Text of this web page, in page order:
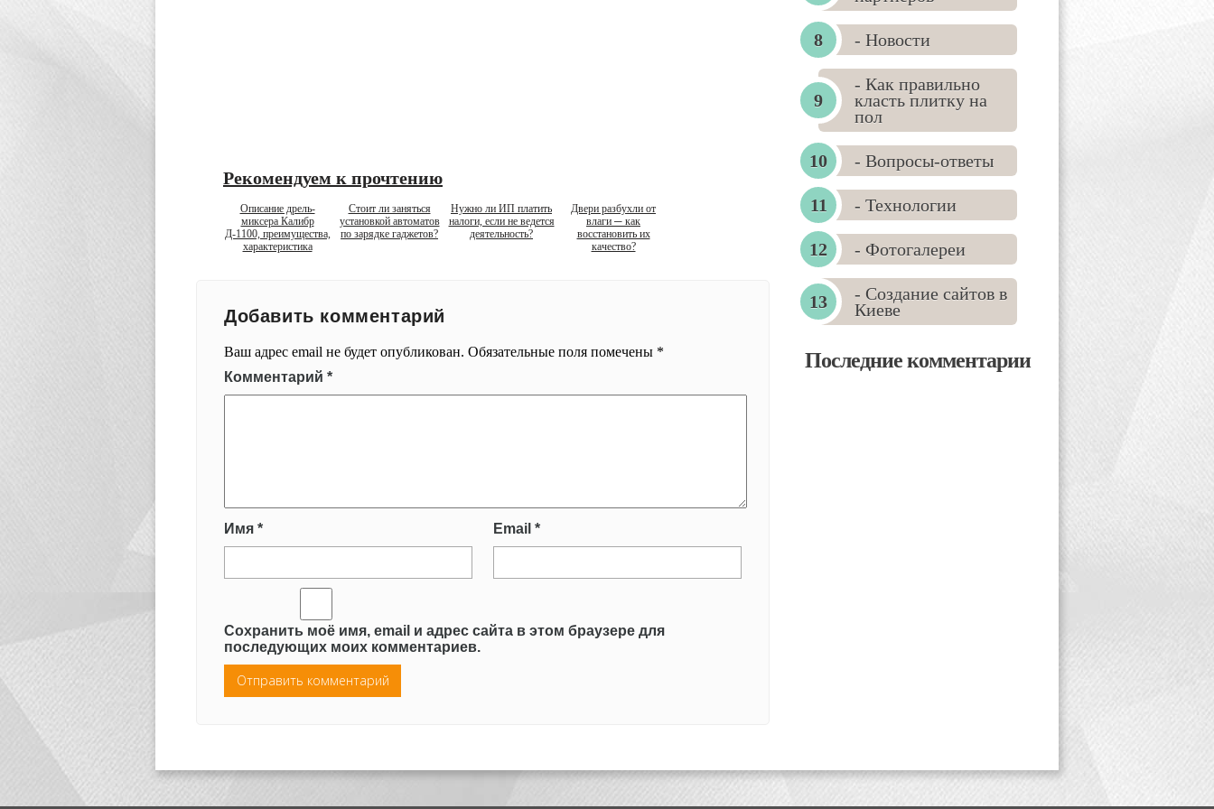
Рекомендуем к прочтению
Описание дрель-
миксера Калибр
Д-1100, преимущества,
характеристика
Стоит ли заняться
установкой автоматов
по зарядке гаджетов?
Нужно ли ИП платить
налоги, если не ведется
деятельность?
Двери разбухли от
влаги ─ как
восстановить их
качество?
Добавить комментарий
Ваш адрес email не будет опубликован. Обязательные поля помечены *
Комментарий *
Имя * Email *
Сохранить моё имя, email и адрес сайта в этом браузере для
последующих моих комментариев.
- Новости
- Как правильно
класть плитку на
пол
- Вопросы-ответы
- Технологии
- Фотогалереи
- Создание сайтов в
Киеве
Последние комментарии